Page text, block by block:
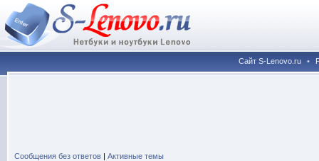
Сайт S-Lenovo.ru •
Сообщения без ответов | Активные темы